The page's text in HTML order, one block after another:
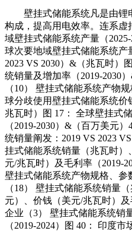
壁挂式储能系统凡是由锂
构成，提高用电效率。连系虚
域壁挂式储能系统产量（
球次要地域壁挂式储能系统产
2023 VS 2030）&（兆瓦时）
统销量及增加率（2019-2030
（10） 壁挂式储能系统产物
球分歧使用壁挂式储能系统价
兆瓦时）图 17： 全球壁挂式
（2019-2030）&（百万美元
统销量阐发：2019 VS 2023
挂式储能系统销量（兆瓦时
元/兆瓦时）及毛利率（2019-
壁挂式储能系统产物规格、参
（18） 壁挂式储能系统销量
元）、价钱（美元/兆瓦时）及
企业（3） 壁挂式储能系统销
（2019-2024）图 40： 印度